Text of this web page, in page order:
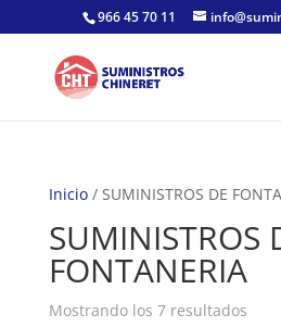
966 45 70 11
Inicio/ SUMINISTROS DE
SUMINISTROS
FONTANERIA
Mostrando los 7 resultados